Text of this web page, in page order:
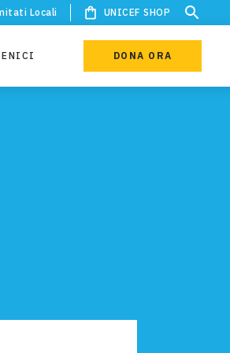
Locali UNICEF SHOP
DONA ORA